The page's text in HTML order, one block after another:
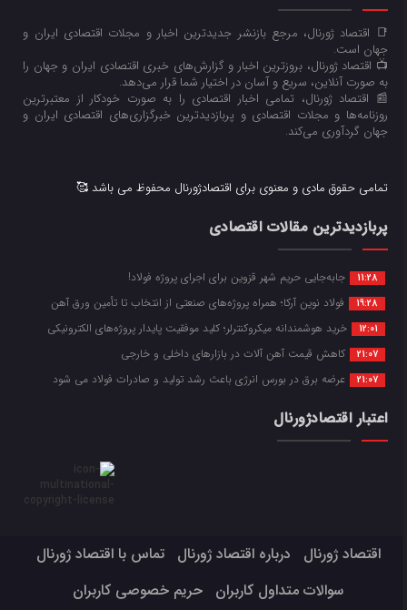
📑 اقتصاد ژورنال، مرجع بازنشر جدیدترین اخبار و مجلات اقتصادی ایران و
جهان است.
📺 اقتصاد ژورنال، بروزترین اخبار و گزارش‌های خبری اقتصادی ایران و جهان را
به صورت آنلاین، سریع و آسان در اختیار شما قرار می‌‌دهد.
📰 اقتصاد ژورنال، تمامی اخبار اقتصادی را به صورت خودکار از معتبرترین
روزنامه‌ها و مجلات اقتصادی و پربازدیدترین خبرگزاری‌های اقتصادی ایران و
جهان گردآوری می‌کند.
تمامی حقوق مادی و معنوی برای اقتصادژورنال محفوظ می باشد 🥰
پربازدیدترین مقالات اقتصادی
11:28 جابه‌جایی حریم شهر قزوین برای اجرای پروژه فولاد!
19:28 فولاد نوین آرکا؛ همراه پروژه‌های صنعتی از انتخاب تا تأمین ورق آهن
12:01 خرید هوشمندانه میکروکنترلر؛ کلید موفقیت پایدار پروژه‌های الکترونیکی
21:07 کاهش قیمت آهن آلات در بازارهای داخلی و خارجی
21:07 عرضه برق در بورس انرژی باعث رشد تولید و صادرات فولاد می شود
اعتبار اقتصادژورنال
اقتصاد ژورنال درباره اقتصاد ژورنال
تماس با اقتصاد ژورنال
سوالات متداول کاربران
حریم خصوصی کاربران